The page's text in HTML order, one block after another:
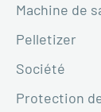
Machine de
Pelletizer
Société
Protection